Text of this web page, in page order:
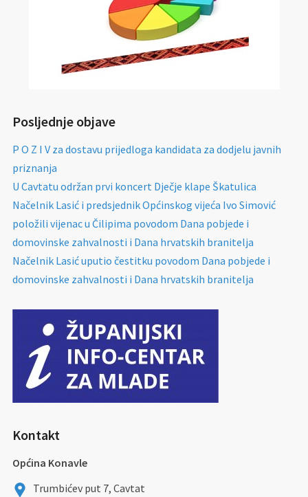
Posljednje objave
P O Z I V za dostavu prijedloga kandidata za dodjelu javnih
priznanja
U Cavtatu održan prvi koncert Dječje klape Škatulica
Načelnik Lasić i predsjednik Općinskog vijeća Ivo Simović
položili vijenac u Čilipima povodom Dana pobjede i
domovinske zahvalnosti i Dana hrvatskih branitelja
Načelnik Lasić uputio čestitku povodom Dana pobjede i
domovinske zahvalnosti i Dana hrvatskih branitelja
Kontakt
Općina Konavle
Trumbićev put 7, Cavtat